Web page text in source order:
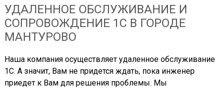
УДАЛЕННОЕ ОБСЛУЖИВАНИЕ И
СОПРОВОЖДЕНИЕ 1С В ГОРОДЕ
МАНТУРОВО
Наша компания осуществляет удаленное обслуживание
1С. А значит, Вам не придется ждать, пока инженер
приедет к Вам для решения проблемы. Мы